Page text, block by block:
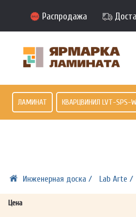
Распродажа
ЛАМИНАТ КВАРЦВИНИЛ LVT-SPS-
Инженерная доска / Lab Arte /
Цена